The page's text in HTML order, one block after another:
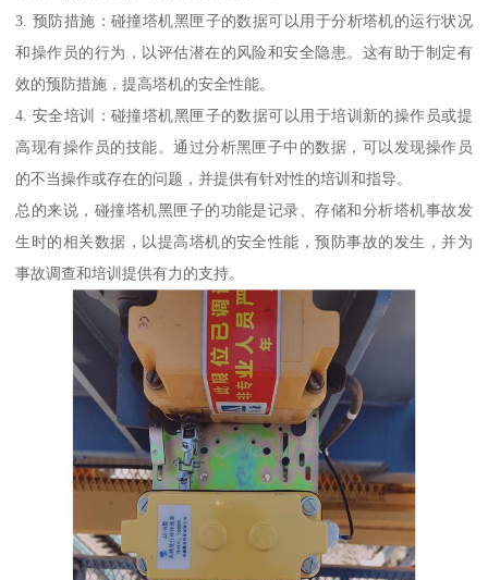
3. 预防措施：碰撞塔机黑匣子的数据可以用于分析塔机的运行状况
和操作员的行为，以评估潜在的风险和安全隐患。这有助于制定有
效的预防措施，提高塔机的安全性能。
4. 安全培训：碰撞塔机黑匣子的数据可以用于培训新的操作员或提
高现有操作员的技能。通过分析黑匣子中的数据，可以发现操作员
的不当操作或存在的问题，并提供有针对性的培训和指导。
总的来说，碰撞塔机黑匣子的功能是记录、存储和分析塔机事故发
生时的相关数据，以提高塔机的安全性能，预防事故的发生，并为
事故调查和培训提供有力的支持。